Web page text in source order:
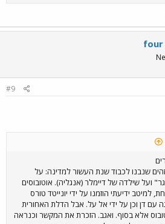
four
#9
שנבנו לכבוד שנת העשור למדינה: על
ועל שילדה של דיימלר (אנגליה). אוטובוסים
ידיעתי הוזמנו על ידי יונייטד טורס
עם דן וכן על ידי אל על. אבל הדלת האחורית
אלא בסוף. ואגב. הזכרת את המקשר וכנראה